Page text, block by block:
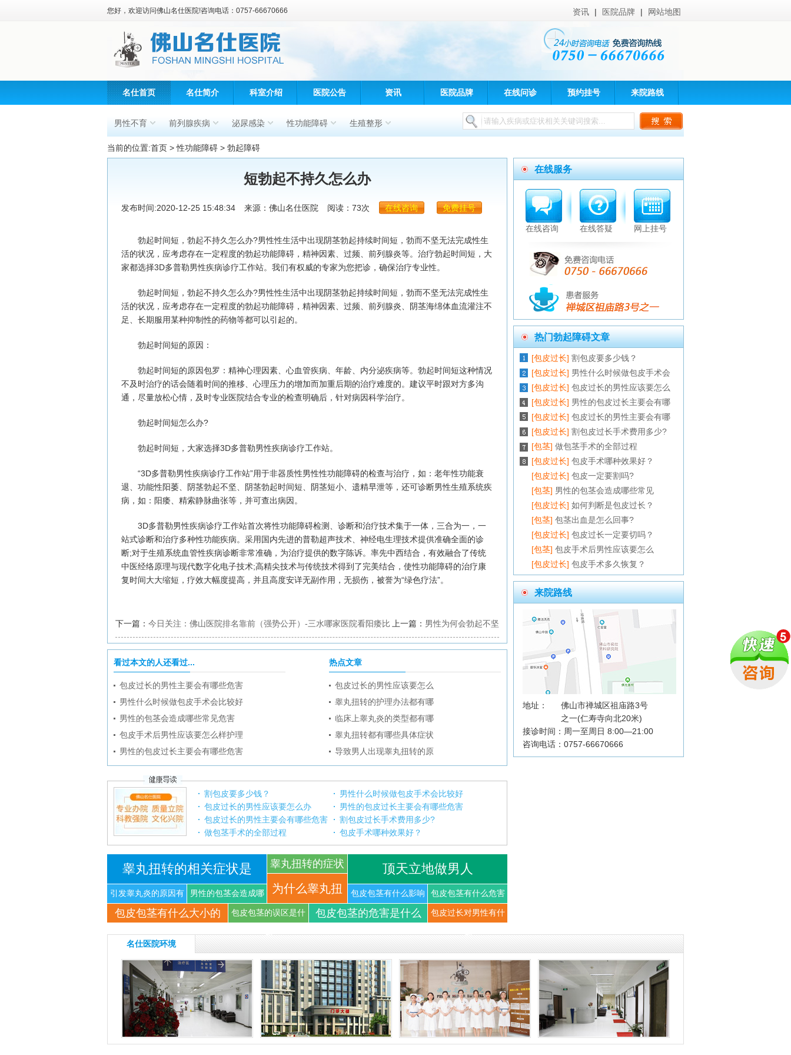
资讯 | 医院品牌 | 网站地图
您好，欢迎访问佛山名仕医院!咨询电话：0757-66670666
名仕首页 名仕简介 科室介绍 医院公告 资讯 医院品牌 在线问诊 预约挂号 来院路线
男性不育 前列腺疾病 泌尿感染 性功能障碍 生殖整形
当前的位置:首页 >性功能障碍 > 勃起障碍
短勃起不持久怎么办
发布时间:2020-12-25 15:48:34 来源：佛山名仕医院 阅读：73次 在线咨询 免费挂号
勃起时间短，勃起不持久怎么办?男性性生活中出现阴茎勃起持续时间短，勃而不坚无法完成性生
活的状况，应考虑存在一定程度的勃起功能障碍，精神因素、过频、前列腺炎等。治疗勃起时间短，大
家都选择3D多普勒男性疾病诊疗工作站。我们有权威的专家为您把诊，确保治疗专业性。
勃起时间短，勃起不持久怎么办?男性性生活中出现阴茎勃起持续时间短，勃而不坚无法完成性生
活的状况，应考虑存在一定程度的勃起功能障碍，精神因素、过频、前列腺炎、阴茎海绵体血流灌注不
足、长期服用某种抑制性的药物等都可以引起的。
勃起时间短的原因：
勃起时间短的原因包罗：精神心理因素、心血管疾病、年龄、内分泌疾病等。勃起时间短这种情况
不及时治疗的话会随着时间的推移、心理压力的增加而加重后期的治疗难度的。建议平时跟对方多沟
通，尽量放松心情，及时专业医院结合专业的检查明确后，针对病因科学治疗。
勃起时间短怎么办?
勃起时间短，大家选择3D多普勒男性疾病诊疗工作站。
“3D多普勒男性疾病诊疗工作站”用于非器质性男性性功能障碍的检查与治疗，如：老年性功能衰
退、功能性阳萎、阴茎勃起不坚、阴茎勃起时间短、阴茎短小、遗精早泄等，还可诊断男性生殖系统疾
病，如：阳痿、精索静脉曲张等，并可查出病因。
3D多普勒男性疾病诊疗工作站首次将性功能障碍检测、诊断和治疗技术集于一体，三合为一，一
站式诊断和治疗多种性功能疾病。采用国内先进的普勒超声技术、神经电生理技术提供准确全面的诊
断;对于生殖系统血管性疾病诊断非常准确，为治疗提供的数字陈诉。率先中西结合，有效融合了传统
中医经络原理与现代数字化电子技术;高精尖技术与传统技术得到了完美结合，使性功能障碍的治疗康
复时间大大缩短，疗效大幅度提高，并且高度安详无副作用，无损伤，被誉为“绿色疗法”。
上一篇： 男性为何会勃起不坚
下一篇： 今日关注：佛山医院排名靠前（强势公开）-三水哪家医院看阳痿比
较好？
看过本文的人还看过...
包皮过长的男性主要会有哪些危害
男性什么时候做包皮手术会比较好
男性的包茎会造成哪些常见危害
包皮手术后男性应该要怎么样护理
男性的包皮过长主要会有哪些危害
热点文章
包皮过长的男性应该要怎么
睾丸扭转的护理办法都有哪
临床上睾丸炎的类型都有哪
睾丸扭转都有哪些具体症状
导致男人出现睾丸扭转的原
割包皮要多少钱？
男性什么时候做包皮手术会比较好
包皮过长的男性应该要怎么办
男性的包皮过长主要会有哪些危害
包皮过长的男性主要会有哪些危害
割包皮过长手术费用多少?
做包茎手术的全部过程
包皮手术哪种效果好？
睾丸扭转的相关症状是
引发睾丸炎的原因有
什
男性的包茎会造成哪
睾丸扭转的症状
你知道
为什么睾丸扭
转可以导
顶天立地做男人
包皮包茎有什么影响 包皮包茎有什么危害
包皮包茎有什么大小的 包皮包茎的误区是什 包皮包茎的危害是什么 包皮过长对男性有什
在线服务
在线咨询 在线答疑 网上挂号
热门勃起障碍文章
[包皮过长] 割包皮要多少钱？
[包皮过长] 男性什么时候做包皮手术会
[包皮过长] 包皮过长的男性应该要怎么
[包皮过长] 男性的包皮过长主要会有哪
[包皮过长] 包皮过长的男性主要会有哪
[包皮过长] 割包皮过长手术费用多少?
[包茎] 做包茎手术的全部过程
[包皮过长] 包皮手术哪种效果好？
[包皮过长] 包皮一定要割吗?
[包茎] 男性的包茎会造成哪些常见
[包皮过长] 如何判断是包皮过长？
[包茎] 包茎出血是怎么回事?
[包皮过长] 包皮过长一定要切吗？
[包茎] 包皮手术后男性应该要怎么
[包皮过长] 包皮手术多久恢复？
来院路线
地址：
佛山市禅城区祖庙路3号
之一(仁寿寺向北20米)
接诊时间：周一至周日 8:00—21:00
咨询电话：0757-66670666
名仕医院环境